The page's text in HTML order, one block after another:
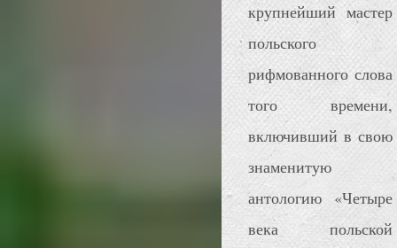
крупнейший мастер
польского
рифмованного слова
того времени,
включивший в свою
знаменитую
антологию «Четыре
века польской